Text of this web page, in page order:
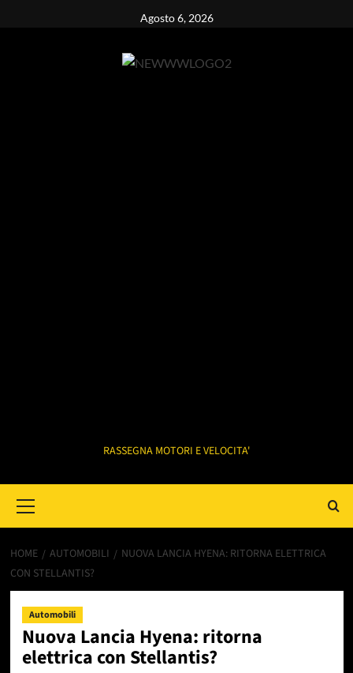
Agosto 6, 2026
RASSEGNA MOTORI E VELOCITA'
Menu
HOME AUTOMOBILI
NUOVA LANCIA HYENA: RITORNA ELETTRICA
CON STELLANTIS?
Automobili
Nuova Lancia Hyena: ritorna
elettrica con Stellantis?